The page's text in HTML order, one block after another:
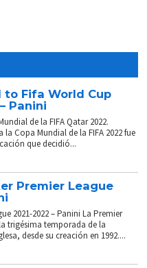
to Fifa World Cup
Panini
de la FIFA Qatar 2022.
Copa Mundial de la FIFA 2022 fue
que decidió...
Premier League
2021-2022 – Panini La Premier
trigésima temporada de la
desde su creación en 1992....